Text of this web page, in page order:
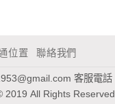
位置 聯絡我們
客服電
2019 All Rights Reserved.